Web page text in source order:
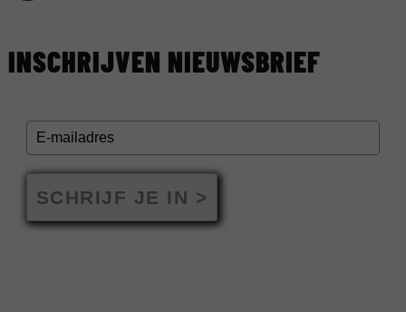
INSCHRIJVEN NIEUWSBRIEF
SCHRIJF JE IN >